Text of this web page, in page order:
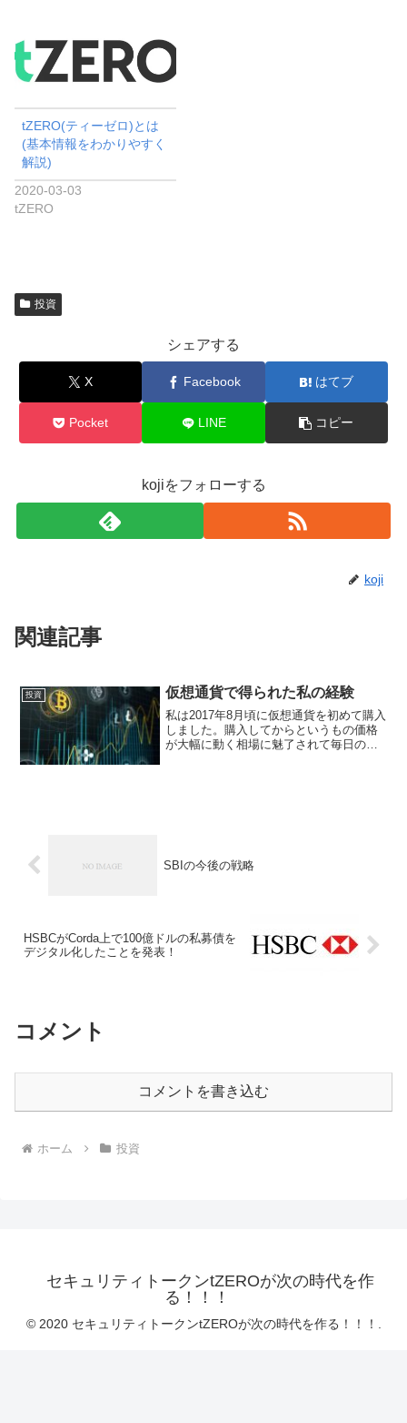
tZERO(ティーゼロ)とは
(基本情報をわかりやすく
解説)
2020-03-03
tZERO
投資
シェアする
X Facebook はてブ
Pocket LINE コピー
kojiをフォローする
koji
関連記事
投資 仮想通貨で得られた私の経験
私は2017年8月頃に仮想通貨を初めて購入
しました。購入してからというもの価格
が大幅に動く相場に魅了されて毎日のよ
SBIの今後の戦略
HSBCがCorda上で100億ドルの私募債を
デジタル化したことを発表！
コメント
コメントを書き込む
ホーム 投資
セキュリティトークンtZEROが次の時代を作
る！！！
© 2020 セキュリティトークンtZEROが次の時代を作る！！！.